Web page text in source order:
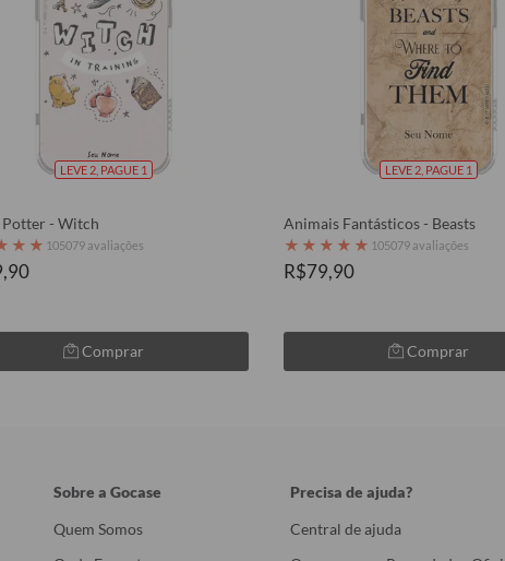
LEVE 2, PAGUE 1
- Witch
★ ★ 105079 avaliações
Comprar
LEVE 2, PAGUE 1
Animais Fantásticos - Beasts
★ ★ ★ ★ ★ 105079 avaliações
R$79,90
Comprar
Sobre a Gocase
Quem Somos
Precisa de ajuda?
Central de ajuda